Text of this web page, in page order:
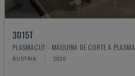
3015T
PLASMACUT - MÁQUINA DE CORTE A PLASMA
ÁUSTRIA 2020